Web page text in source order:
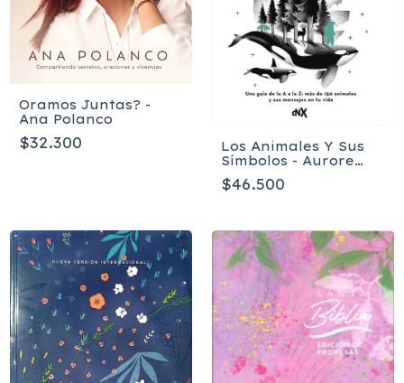
Oramos Juntas? -
Ana Polanco
$32.300
Los Animales Y Sus
Símbolos - Aurore
Pramil
$46.500